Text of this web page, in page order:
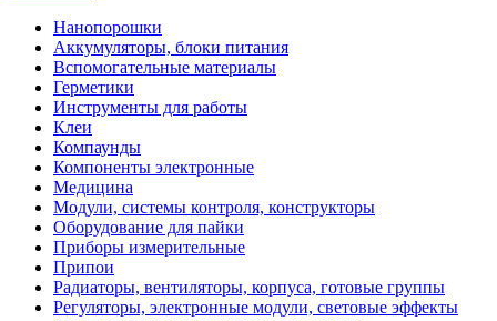
Нанопорошки
Аккумуляторы, блоки питания
Вспомогательные материалы
Герметики
Инструменты для работы
Клеи
Компаунды
Компоненты электронные
Медицина
Модули, системы контроля, конструкторы
Оборудование для пайки
Приборы измерительные
Припои
Радиаторы, вентиляторы, корпуса, готовые группы
Регуляторы, электронные модули, световые эффекты